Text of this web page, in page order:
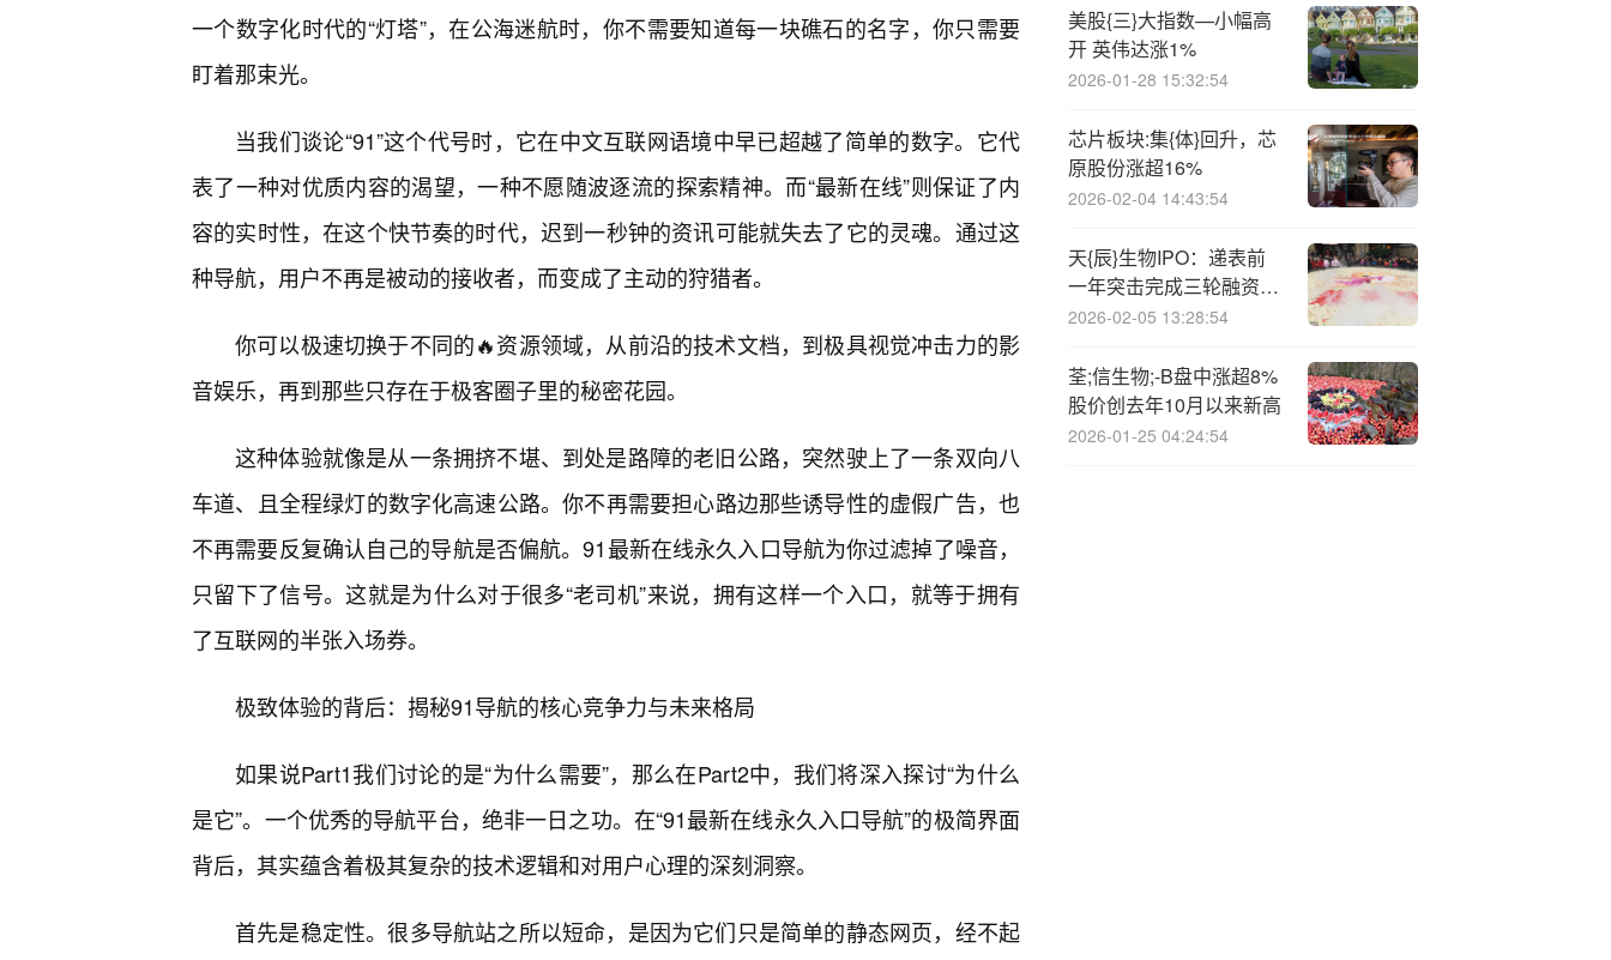
一个数字化时代的“灯塔”，在公海迷航时，你不需要知道每一块礁石的名字，你只需要
盯着那束光。
当我们谈论“91”这个代号时，它在中文互联网语境中早已超越了简单的数字。它代
表了一种对优质内容的渴望，一种不愿随波逐流的探索精神。而“最新在线”则保证了内
容的实时性，在这个快节奏的时代，迟到一秒钟的资讯可能就失去了它的灵魂。通过这
种导航，用户不再是被动的接收者，而变成了主动的狩猎者。
你可以极速切换于不同的🔥资源领域，从前沿的技术文档，到极具视觉冲击力的影
音娱乐，再到那些只存在于极客圈子里的秘密花园。
这种体验就像是从一条拥挤不堪、到处是路障的老旧公路，突然驶上了一条双向八
车道、且全程绿灯的数字化高速公路。你不再需要担心路边那些诱导性的虚假广告，也
不再需要反复确认自己的导航是否偏航。91最新在线永久入口导航为你过滤掉了噪音，
只留下了信号。这就是为什么对于很多“老司机”来说，拥有这样一个入口，就等于拥有
了互联网的半张入场券。
极致体验的背后：揭秘91导航的核心竞争力与未来格局
如果说Part1我们讨论的是“为什么需要”，那么在Part2中，我们将深入探讨“为什么
是它”。一个优秀的导航平台，绝非一日之功。在“91最新在线永久入口导航”的极简界面
背后，其实蕴含着极其复杂的技术逻辑和对用户心理的深刻洞察。
首先是稳定性。很多导航站之所以短命，是因为它们只是简单的静态网页，经不起
美股{三}大指数—小幅高
开 英伟达涨1%
2026-01-28 15:32:54
芯片板块:集{体}回升，芯
原股份涨超16%
2026-02-04 14:43:54
天{辰}生物IPO：递表前
一年突击完成三轮融资20
亿估值是否虚高？核心药
景待考
2026-02-05 13:28:54
荃;信生物;-B盘中涨超8%
股价创去年10月以来新高
2026-01-25 04:24:54